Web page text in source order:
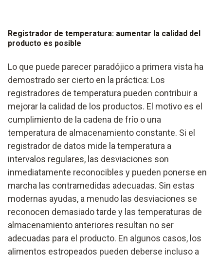
Registrador de temperatura: aumentar la calidad del
producto es posible
Lo que puede parecer paradójico a primera vista ha
demostrado ser cierto en la práctica: Los
registradores de temperatura pueden contribuir a
mejorar la calidad de los productos. El motivo es el
cumplimiento de la cadena de frío o una
temperatura de almacenamiento constante. Si el
registrador de datos mide la temperatura a
intervalos regulares, las desviaciones son
inmediatamente reconocibles y pueden ponerse en
marcha las contramedidas adecuadas. Sin estas
modernas ayudas, a menudo las desviaciones se
reconocen demasiado tarde y las temperaturas de
almacenamiento anteriores resultan no ser
adecuadas para el producto. En algunos casos, los
alimentos estropeados pueden deberse incluso a